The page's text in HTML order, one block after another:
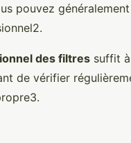
pouvez
des filtres suffit
de vérifier